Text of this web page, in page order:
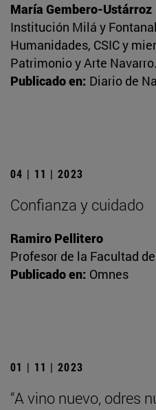
María Gembero-Ustárroz
Institución Milá y
Humanidades, CSIC y
Patrimonio y Arte Navarro.
Publicado en: Diario de
04 | 11 | 2023
Confianza y cuidado
Ramiro Pellitero
Profesor de la Facultad
Publicado en: Omnes
01 | 11 | 2023
“A vino nuevo, odres